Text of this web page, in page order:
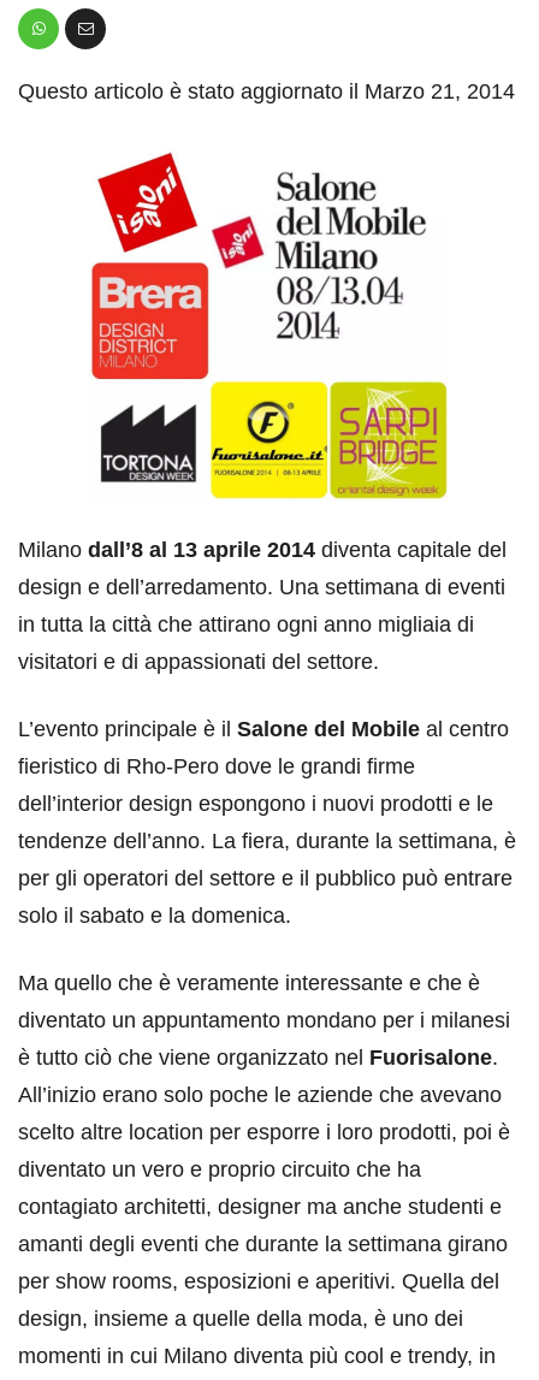
Questo articolo è stato aggiornato il Marzo 21, 2014
Milano dall’8 al 13 aprile 2014 diventa capitale del
design e dell’arredamento. Una settimana di eventi
in tutta la città che attirano ogni anno migliaia di
visitatori e di appassionati del settore.
L’evento principale è il Salone del Mobile al centro
fieristico di Rho-Pero dove le grandi firme
dell’interior design espongono i nuovi prodotti e le
tendenze dell’anno. La fiera, durante la settimana, è
per gli operatori del settore e il pubblico può entrare
solo il sabato e la domenica.
Ma quello che è veramente interessante e che è
diventato un appuntamento mondano per i milanesi
è tutto ciò che viene organizzato nel Fuorisalone.
All’inizio erano solo poche le aziende che avevano
scelto altre location per esporre i loro prodotti, poi è
diventato un vero e proprio circuito che ha
contagiato architetti, designer ma anche studenti e
amanti degli eventi che durante la settimana girano
per show rooms, esposizioni e aperitivi. Quella del
design, insieme a quelle della moda, è uno dei
momenti in cui Milano diventa più cool e trendy, in